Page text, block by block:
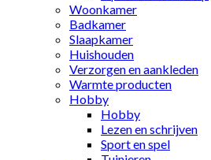
Woonkamer
Badkamer
Slaapkamer
Huishouden
Verzorgen en aankleden
Warmte producten
Hobby
Hobby
Lezen en schrijven
Sport en spel